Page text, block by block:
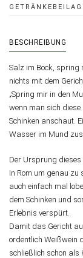
BESCHREIBUNG
Salz im Bock, spring
nichts mit dem
„Spring mir in den
wenn man sich
Schinken anschaut.
Wasser im Mund
Der Ursprung
In Rom um genau
auch einfach mal
dem Schinken und
Erlebnis verspürt.
Damit das Gericht
ordentlich Weißwein
schließlich schon als